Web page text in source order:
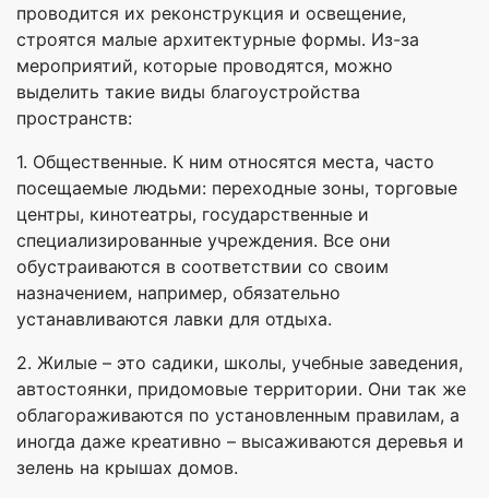
проводится их реконструкция и освещение,
строятся малые архитектурные формы. Из-за
мероприятий, которые проводятся, можно
выделить такие виды благоустройства
пространств:
1. Общественные. К ним относятся места, часто
посещаемые людьми: переходные зоны, торговые
центры, кинотеатры, государственные и
специализированные учреждения. Все они
обустраиваются в соответствии со своим
назначением, например, обязательно
устанавливаются лавки для отдыха.
2. Жилые – это садики, школы, учебные заведения,
автостоянки, придомовые территории. Они так же
облагораживаются по установленным правилам, а
иногда даже креативно – высаживаются деревья и
зелень на крышах домов.